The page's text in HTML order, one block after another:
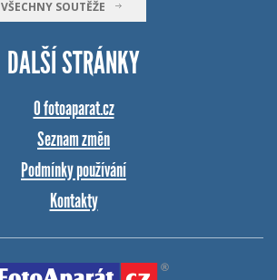
VŠECHNY SOUTĚŽE
DALŠÍ STRÁNKY
O fotoaparat.cz
Seznam změn
Podmínky používání
Kontakty